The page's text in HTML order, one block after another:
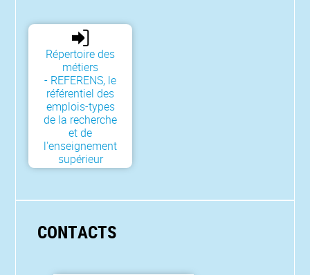
Répertoire des
métiers
- REFERENS, le
référentiel des
emplois-types
de la recherche
et de
l'enseignement
supérieur
CONTACTS